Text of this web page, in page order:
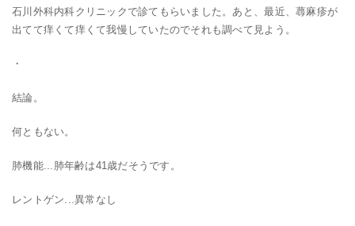
石川外科内科クリニックで診てもらいました。あと、最近、蕁麻疹が
出てて痒くて痒くて我慢していたのでそれも調べて見よう。
・
結論。
何ともない。
肺機能...肺年齢は41歳だそうです。
レントゲン...異常なし